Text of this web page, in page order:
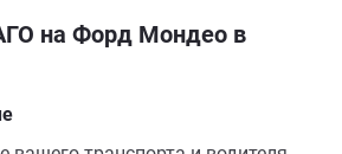
на Форд Мондео в